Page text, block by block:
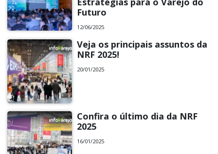
Futuro
12/06/2025
Veja os principais assuntos da
NRF 2025!
20/01/2025
Confira o último dia da NRF
2025
16/01/2025